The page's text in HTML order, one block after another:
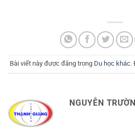
Bài viết này được đăng trong Du học khác.
NGUYỄN